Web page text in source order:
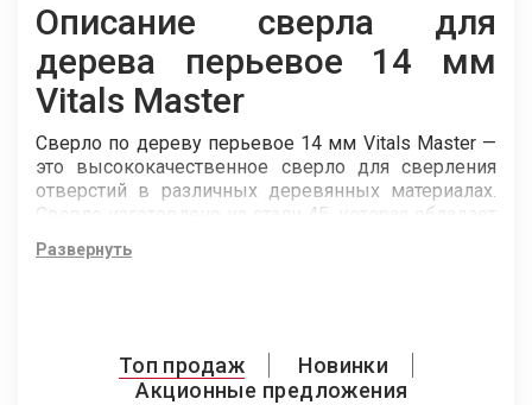
Описание сверла для
дерева перьевое 14 мм
Vitals Master
Сверло по дереву перьевое 14 мм Vitals Master —
это высококачественное сверло для сверления
отверстий в различных деревянных материалах.
Сверло изготовлено из стали 45, которая обладает
высокой прочностью и износостойкостью.
Твердость сверла составляет 45-49 HRC, что
глубины. Сверло имеет шестигранный хвостовик
(HEX), который предотвращает проворачивание в
Развернуть
Топ продаж
Новинки
Акционные предложения